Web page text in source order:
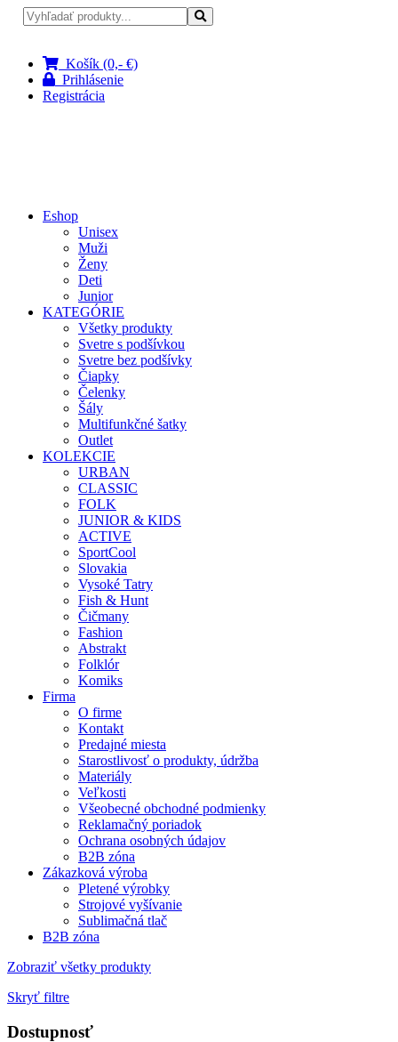
Košík (0,- €)
Prihlásenie
Registrácia
Eshop
Unisex
Muži
Ženy
Deti
Junior
KATEGÓRIE
Všetky produkty
Svetre s podšívkou
Svetre bez podšívky
Čiapky
Čelenky
Šály
Multifunkčné šatky
Outlet
KOLEKCIE
URBAN
CLASSIC
FOLK
JUNIOR & KIDS
ACTIVE
SportCool
Slovakia
Vysoké Tatry
Fish & Hunt
Čičmany
Fashion
Abstrakt
Folklór
Komiks
Firma
O firme
Kontakt
Predajné miesta
Starostlivosť o produkty, údržba
Materiály
Veľkosti
Všeobecné obchodné podmienky
Reklamačný poriadok
Ochrana osobných údajov
B2B zóna
Zákazková výroba
Pletené výrobky
Strojové vyšívanie
Sublimačná tlač
B2B zóna
Zobraziť všetky produkty
Skryť filtre
Dostupnosť